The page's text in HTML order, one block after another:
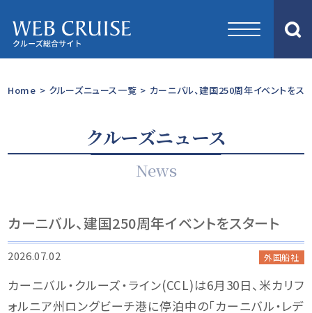
Home > クルーズニュース一覧 > カーニバル、建国250周年イベントをス
クルーズニュース
News
カーニバル、建国250周年イベントをスタート
2026.07.02 外国船社
カーニバル・クルーズ・ライン(CCL)は6月30日、米カリフ
ォルニア州ロングビーチ港に停泊中の「カーニバル・レデ